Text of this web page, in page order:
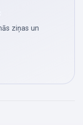
ziņas un